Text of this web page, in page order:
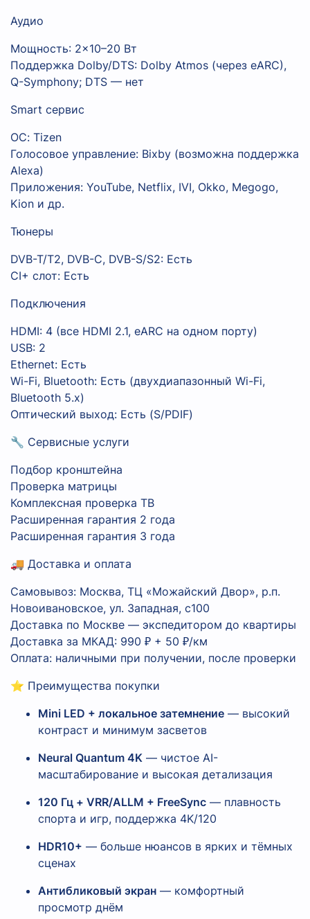
Аудио
Мощность: 2×10–20 Вт
Поддержка Dolby/DTS: Dolby Atmos (через eARC),
Q-Symphony; DTS — нет
Smart сервис
ОС: Tizen
Голосовое управление: Bixby (возможна поддержка
Alexa)
Приложения: YouTube, Netflix, IVI, Okko, Megogo,
Kion и др.
Тюнеры
DVB-T/T2, DVB-C, DVB-S/S2: Есть
CI+ слот: Есть
Подключения
HDMI: 4 (все HDMI 2.1, eARC на одном порту)
USB: 2
Ethernet: Есть
Wi-Fi, Bluetooth: Есть (двухдиапазонный Wi-Fi,
Bluetooth 5.x)
Оптический выход: Есть (S/PDIF)
🔧 Сервисные услуги
Подбор кронштейна
Проверка матрицы
Комплексная проверка ТВ
Расширенная гарантия 2 года
Расширенная гарантия 3 года
🚚 Доставка и оплата
Самовывоз: Москва, ТЦ «Можайский Двор», р.п.
Новоивановское, ул. Западная, с100
Доставка по Москве — экспедитором до квартиры
Доставка за МКАД: 990 ₽ + 50 ₽/км
Оплата: наличными при получении, после проверки
⭐ Преимущества покупки
Mini LED + локальное затемнение — высокий
контраст и минимум засветов
Neural Quantum 4K — чистое AI-
масштабирование и высокая детализация
120 Гц + VRR/ALLM + FreeSync — плавность
спорта и игр, поддержка 4K/120
HDR10+ — больше нюансов в ярких и тёмных
сценах
Антибликовый экран — комфортный
просмотр днём